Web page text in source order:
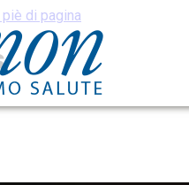
di pagina